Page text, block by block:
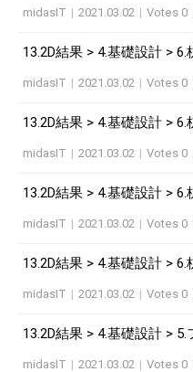
midasIT | 2021.03.02 | Votes 0
13.2D結果 > 4.基礎設計 >
midasIT | 2021.03.02 | Votes 0
13.2D結果 > 4.基礎設計 >
midasIT | 2021.03.02 | Votes 0
13.2D結果 > 4.基礎設計 >
midasIT | 2021.03.02 | Votes 0
13.2D結果 > 4.基礎設計 >
midasIT | 2021.03.02 | Votes 0
13.2D結果 > 4.基礎設計 >
midasIT | 2021.03.02 | Votes 0